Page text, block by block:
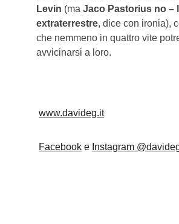
Levin (ma Jaco Pastorius no –
extraterrestre, dice con ironia),
che nemmeno in quattro vite
avvicinarsi a loro.
www.davideg.it
Facebook e Instagram